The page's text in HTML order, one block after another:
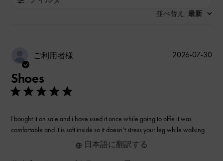
並べ替え : 最新
ご利用者様
Shoes
I bought it on sale and i have used it once while going to offie it was
comfortable and it is soft inside so it doesn’t stress your leg while walking
日本語に翻訳する
公
2026-07-30